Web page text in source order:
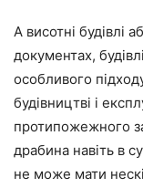
А висотні будівлі
документах,
особливого
будівництві і
протипожежного
драбина навіть в
не може мати